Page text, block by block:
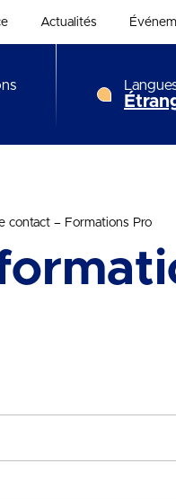
Actualités
contact – Formations Pro